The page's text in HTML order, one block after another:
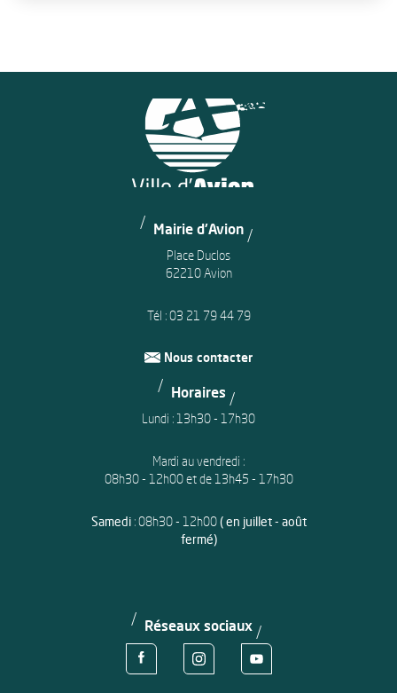
Mairie d'Avion
Place Duclos
62210 Avion
Tél :03 21 79 44 79
Nous contacter
Horaires
Lundi : 13h30 - 17h30
Mardi au vendredi :
08h30 - 12h00 et de 13h45 - 17h30
Samedi: 08h30 - 12h00( en juillet - août
fermé)
Réseaux sociaux
Voir la page Facebook de la ville d'Avion
Voir le compte Instagram de la ville
Voir le compte Youtube de